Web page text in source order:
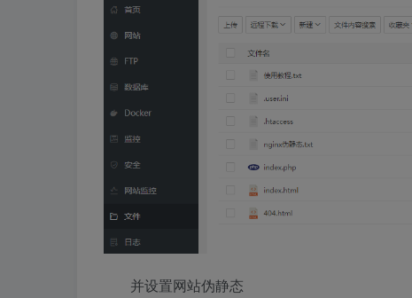
并设置网站伪静态